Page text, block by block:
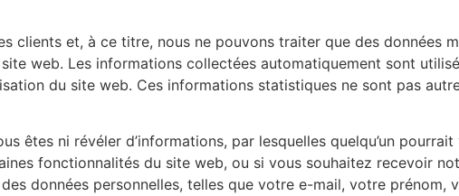
clients et, à ce titre, nous ne pouvons traiter que des données
web. Les informations collectées automatiquement sont
du site web. Ces informations statistiques ne sont pas
êtes ni révéler d’informations, par lesquelles quelqu’un
fonctionnalités du site web, ou si vous souhaitez recevoir
données personnelles, telles que votre e-mail, votre